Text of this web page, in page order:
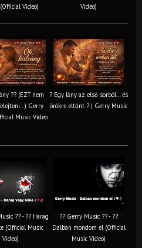
Video)
Video)
?? (EZT nem
Gerry
Music Video
? Egy lány az első sorból… és
örökre eltűnt ? | Gerry Music
?? - ?? Harag
(Official Music
Video)
?? Gerry Music ?? - ??
Dalban mondom el (Official
Music Video)